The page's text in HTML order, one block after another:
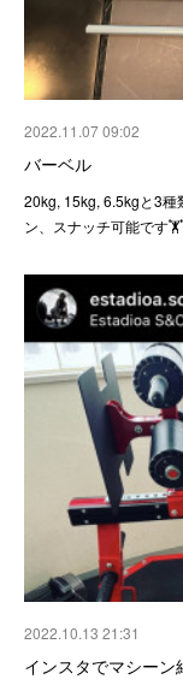
2022.11.07 09:02
バーベル
20kg, 15kg, 6.5kgと3種
ン、スナッチ可能です
2022.10.13 21:31
インスタでマシーン